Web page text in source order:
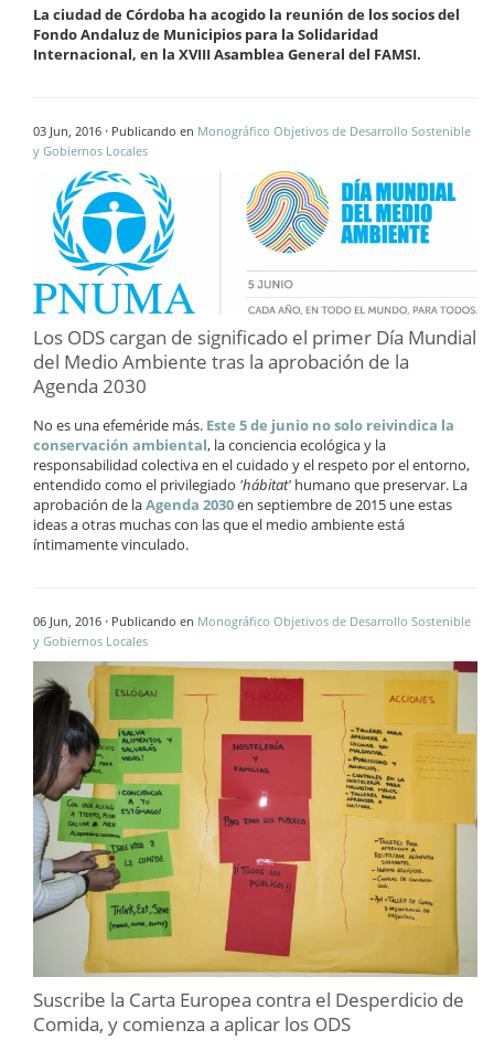
La ciudad de Córdoba ha acogido la reunión de los socios del
Fondo Andaluz de Municipios para la Solidaridad
Internacional, en la XVIII Asamblea General del FAMSI.
03 Jun, 2016 · Publicando en Monográfico Objetivos de Desarrollo Sostenible
y Gobiernos Locales
Los ODS cargan de significado el primer Día Mundial
del Medio Ambiente tras la aprobación de la
Agenda 2030
No es una efeméride más. Este 5 de junio no solo reivindica la
conservación ambiental, la conciencia ecológica y la
responsabilidad colectiva en el cuidado y el respeto por el entorno,
entendido como el privilegiado 'hábitat' humano que preservar. La
aprobación de laAgenda 2030en septiembre de 2015 une estas
ideas a otras muchas con las que el medio ambiente está
íntimamente vinculado.
06 Jun, 2016 · Publicando en Monográfico Objetivos de Desarrollo Sostenible
y Gobiernos Locales
Suscribe la Carta Europea contra el Desperdicio de
Comida, y comienza a aplicar los ODS